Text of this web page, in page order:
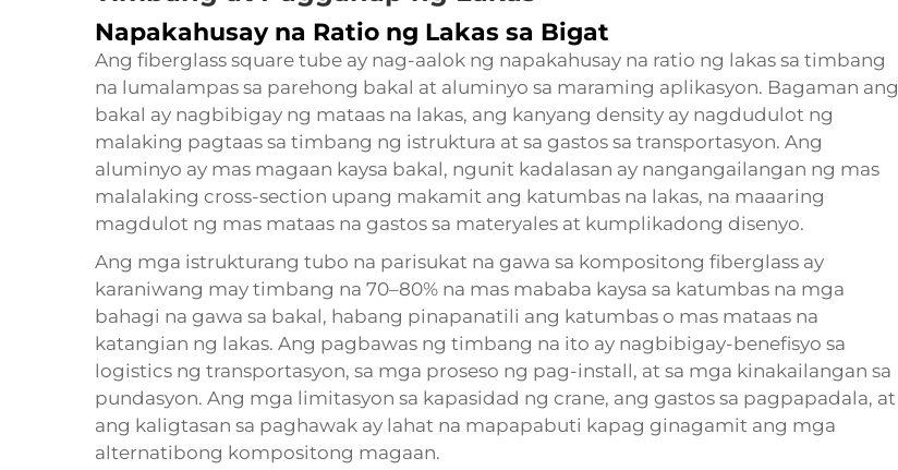
Napakahusay na Ratio ng Lakas sa Bigat
Ang fiberglass square tube ay nag-aalok ng napakahusay na ratio ng lakas sa timbang
na lumalampas sa parehong bakal at aluminyo sa maraming aplikasyon. Bagaman ang
bakal ay nagbibigay ng mataas na lakas, ang kanyang density ay nagdudulot ng
malaking pagtaas sa timbang ng istruktura at sa gastos sa transportasyon. Ang
aluminyo ay mas magaan kaysa bakal, ngunit kadalasan ay nangangailangan ng mas
malalaking cross-section upang makamit ang katumbas na lakas, na maaaring
magdulot ng mas mataas na gastos sa materyales at kumplikadong disenyo.
Ang mga istrukturang tubo na parisukat na gawa sa kompositong fiberglass ay
karaniwang may timbang na 70–80% na mas mababa kaysa sa katumbas na mga
bahagi na gawa sa bakal, habang pinapanatili ang katumbas o mas mataas na
katangian ng lakas. Ang pagbawas ng timbang na ito ay nagbibigay-benefisyo sa
logistics ng transportasyon, sa mga proseso ng pag-install, at sa mga kinakailangan sa
pundasyon. Ang mga limitasyon sa kapasidad ng crane, ang gastos sa pagpapadala, at
ang kaligtasan sa paghawak ay lahat na mapapabuti kapag ginagamit ang mga
alternatibong kompositong magaan.